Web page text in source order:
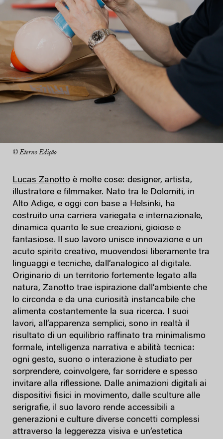
© Eterno Edição
Lucas Zanotto è molte cose: designer, artista,
illustratore e filmmaker. Nato tra le Dolomiti, in
Alto Adige, e oggi con base a Helsinki, ha
costruito una carriera variegata e internazionale,
dinamica quanto le sue creazioni, gioiose e
fantasiose. Il suo lavoro unisce innovazione e un
acuto spirito creativo, muovendosi liberamente tra
linguaggi e tecniche, dall’analogico al digitale.
Originario di un territorio fortemente legato alla
natura, Zanotto trae ispirazione dall’ambiente che
lo circonda e da una curiosità instancabile che
alimenta costantemente la sua ricerca. I suoi
lavori, all’apparenza semplici, sono in realtà il
risultato di un equilibrio raffinato tra minimalismo
formale, intelligenza narrativa e abilità tecnica:
ogni gesto, suono o interazione è studiato per
sorprendere, coinvolgere, far sorridere e spesso
invitare alla riflessione. Dalle animazioni digitali ai
dispositivi fisici in movimento, dalle sculture alle
serigrafie, il suo lavoro rende accessibili a
generazioni e culture diverse concetti complessi
attraverso la leggerezza visiva e un’estetica